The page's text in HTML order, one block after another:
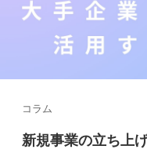
コラム
新規事業の立ち上